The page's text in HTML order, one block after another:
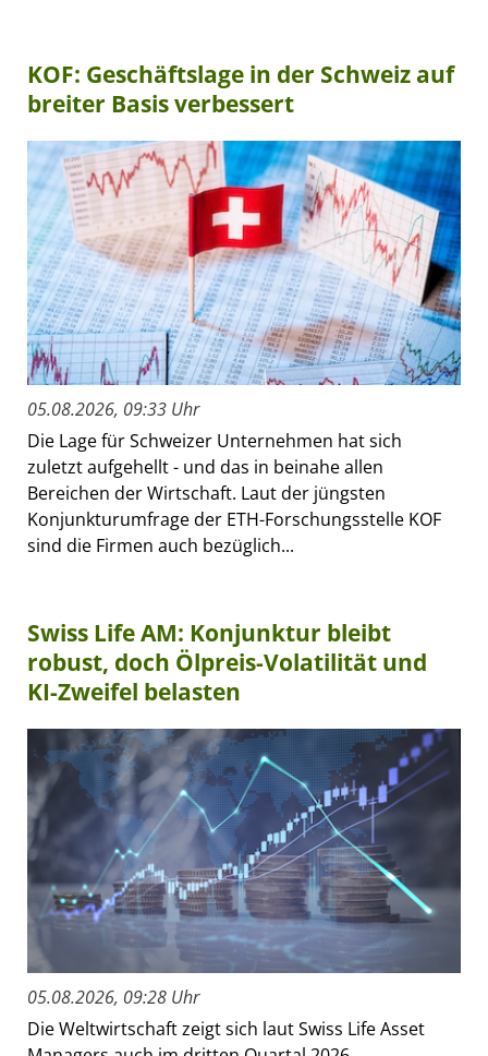
KOF: Geschäftslage in der Schweiz auf
breiter Basis verbessert
05.08.2026, 09:33 Uhr
Die Lage für Schweizer Unternehmen hat sich
zuletzt aufgehellt - und das in beinahe allen
Bereichen der Wirtschaft. Laut der jüngsten
Konjunkturumfrage der ETH-Forschungsstelle KOF
sind die Firmen auch bezüglich...
Swiss Life AM: Konjunktur bleibt
robust, doch Ölpreis-Volatilität und
KI-Zweifel belasten
05.08.2026, 09:28 Uhr
Die Weltwirtschaft zeigt sich laut Swiss Life Asset